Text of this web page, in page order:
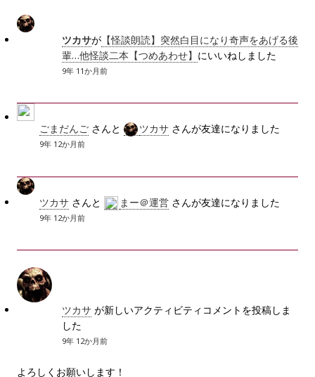
ツカサが 【怪談朗読】突然白目になり奇声をあげる後
輩…他怪談二本【つめあわせ】 にいいねしました
9年 11か月前
ごまだんご さんと ツカサ さんが友達になりました
9年 12か月前
ツカサ さんと まー＠運営 さんが友達になりました
9年 12か月前
ツカサ が新しいアクティビティコメントを投稿しま
した
9年 12か月前
よろしくお願いします！